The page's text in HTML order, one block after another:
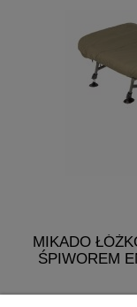
MIKADO
ŚPIWOREM